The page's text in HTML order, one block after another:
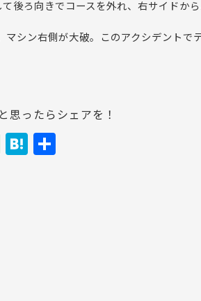
後ろ向きでコースを外れ、右サイドか
マシン右側が大破。このアクシデントで
思ったらシェアを！
Li H